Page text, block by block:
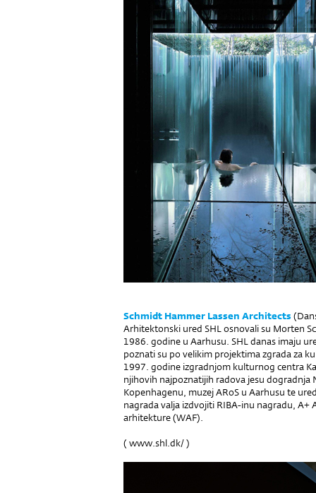
Schmidt Hammer Lassen Architects
Arhitektonski ured SHL osnovali su Morten
1986. godine u Aarhusu. SHL danas imaju
poznati su po velikim projektima zgrada za
1997. godine izgradnjom kulturnog centra
njihovih najpoznatijih radova jesu dogradnja
Kopenhagenu, muzej ARoS u Aarhusu te
nagrada valja izdvojiti RIBA-inu nagradu, A+
arhitekture (WAF).
( www.shl.dk/)